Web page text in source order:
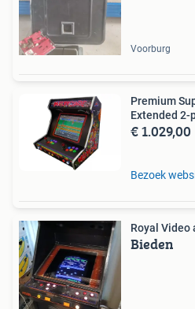
Voorburg
Premium
Extended 2-
€ 1.029,00
Bezoek
Royal Video
Bieden